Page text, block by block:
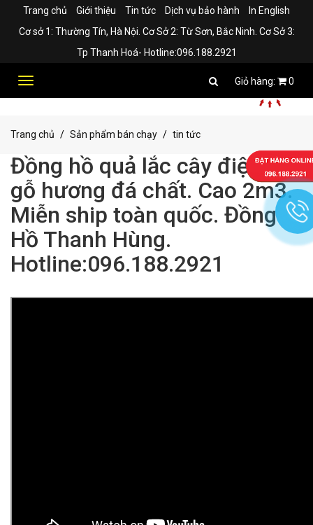
Trang chủ Giới thiệu Tin tức Dịch vụ bảo hành
In English
Cơ sở 1: Thường Tín, Hà Nội. Cơ Sở 2: Từ Sơn, Bắc Ninh. Cơ Sở 3:
Tp Thanh Hoá- Hotline:096.188.2921
Toggle
0
Trang chủ Sản phẩm bán chạy tin tức
Đồng hồ quả lắc cây điện tử
gỗ hương đá chất. Cao 2m3.
Miễn ship toàn quốc. Đồng
Hồ Thanh Hùng.
Hotline:096.188.2921